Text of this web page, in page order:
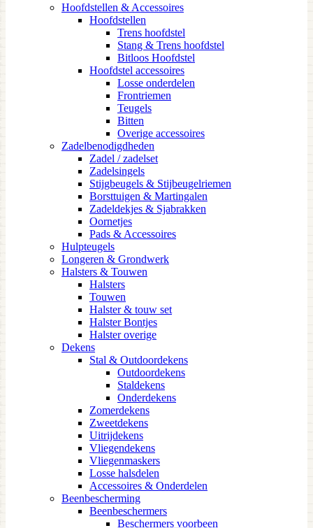
Hoofdstellen & Accessoires
Hoofdstellen
Trens hoofdstel
Stang & Trens hoofdstel
Bitloos Hoofdstel
Hoofdstel accessoires
Losse onderdelen
Frontriemen
Teugels
Bitten
Overige accessoires
Zadelbenodigdheden
Zadel / zadelset
Zadelsingels
Stijgbeugels & Stijbeugelriemen
Borsttuigen & Martingalen
Zadeldekjes & Sjabrakken
Oornetjes
Pads & Accessoires
Hulpteugels
Longeren & Grondwerk
Halsters & Touwen
Halsters
Touwen
Halster & touw set
Halster Bontjes
Halster overige
Dekens
Stal & Outdoordekens
Outdoordekens
Staldekens
Onderdekens
Zomerdekens
Zweetdekens
Uitrijdekens
Vliegendekens
Vliegenmaskers
Losse halsdelen
Accessoires & Onderdelen
Beenbescherming
Beenbeschermers
Beschermers voorbeen